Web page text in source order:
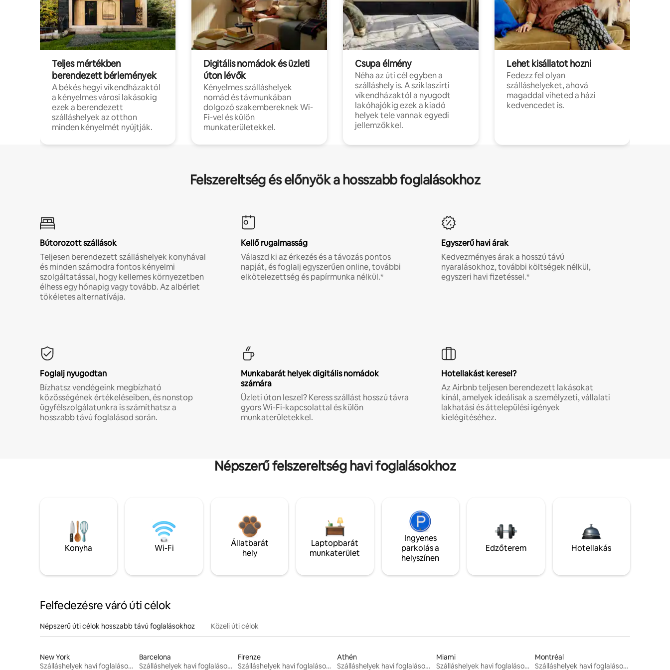
Teljes mértékben
berendezett bérlemények
A békés hegyi víkendházaktól
a kényelmes városi lakásokig
ezek a berendezett
szálláshelyek az otthon
minden kényelmét nyújtják.
Digitális nomádok és üzleti
úton lévők
Kényelmes szálláshelyek
nomád és távmunkában
dolgozó szakembereknek Wi-
Fi-vel és külön
munkaterületekkel.
Csupa élmény
Néha az úti cél egyben a
szálláshely is. A sziklaszirti
víkendházaktól a nyugodt
lakóhajókig ezek a kiadó
helyek tele vannak egyedi
jellemzőkkel.
Lehet kisállatot hozni
Fedezz fel olyan
szálláshelyeket, ahová
magaddal viheted a házi
kedvencedet is.
Felszereltség és előnyök a hosszabb foglalásokhoz
Bútorozott szállások
Teljesen berendezett szálláshelyek konyhával
és minden számodra fontos kényelmi
szolgáltatással, hogy kellemes környezetben
élhess egy hónapig vagy tovább. Az albérlet
tökéletes alternatívája.
Kellő rugalmasság
Válaszd ki az érkezés és a távozás pontos
napját, és foglalj egyszerűen online, további
elkötelezettség és papírmunka nélkül.*
Egyszerű havi árak
Kedvezményes árak a hosszú távú
nyaralásokhoz, további költségek nélkül,
egyszeri havi fizetéssel.*
Foglalj nyugodtan
Bízhatsz vendégeink megbízható
közösségének értékeléseiben, és nonstop
ügyfélszolgálatunkra is számíthatsz a
hosszabb távú foglalásod során.
Munkabarát helyek digitális nomádok
számára
Üzleti úton leszel? Keress szállást hosszú távra
gyors Wi-Fi-kapcsolattal és külön
munkaterületekkel.
Hotellakást keresel?
Az Airbnb teljesen berendezett lakásokat
kínál, amelyek ideálisak a személyzeti, vállalati
lakhatási és áttelepülési igények
kielégítéséhez.
Népszerű felszereltség havi foglalásokhoz
Konyha Wi-Fi
Állatbarát
hely
Laptopbarát
munkaterület
Ingyenes
parkolás a
helyszínen
Edzőterem Hotellakás
Felfedezésre váró úti célok
Népszerű úti célok hosszabb távú foglalásokhoz Közeli úti célok
New York
Szálláshelyek havi foglalásokhoz
Barcelona
Szálláshelyek havi foglalásokhoz
Firenze
Szálláshelyek havi foglalásokhoz
Athén
Szálláshelyek havi foglalásokhoz
Miami
Szálláshelyek havi foglalásokhoz
Montréal
Szálláshelyek havi foglalásokhoz